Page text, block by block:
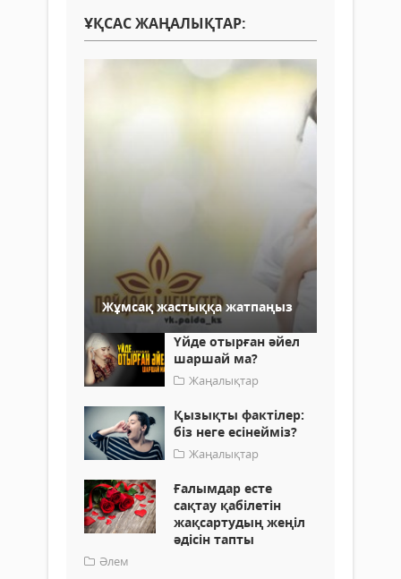
ҰҚСАС ЖАҢАЛЫҚТАР:
Жұмсақ жастыққа жатпаңыз
Үйде отырған әйел
шаршай ма?
Жаңалықтар
Қызықты фактілер:
біз неге есінейміз?
Жаңалықтар
Ғалымдар есте
сақтау қабілетін
жақсартудың жеңіл
әдісін тапты
Әлем